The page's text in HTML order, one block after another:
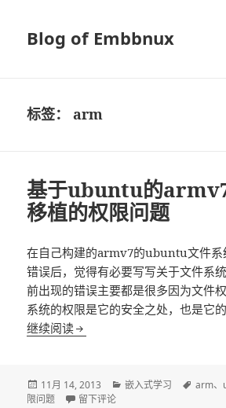
Blog of Embbnux
标签： arm
基于ubuntu的
移植的权限问题
在自己构建的armv7的ubuntu文件系
错误后，觉得有必要写写关于文件系
前出现的错误主要都是很多因为文件
系统的权限是它的安全之处，也是它的
继续阅读基于ubuntu的armv7文件系
发
布
11月 14, 2013
分
嵌入式学习
标
arm、
限问题
于基于ubuntu的armv7文件系统移
留下评论